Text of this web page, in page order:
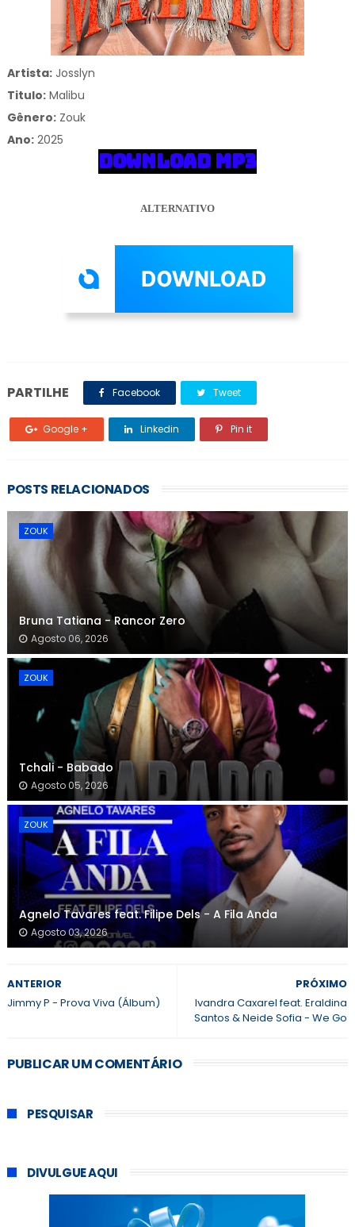
Artista:Josslyn
Titulo:Malibu
Gênero: Zouk
Ano:2025
DOWNLOAD MP3
ALTERNATIVO
PARTILHE Facebook Tweet
Google + Linkedin Pin it
POSTS RELACIONADOS
ZOUK
Bruna Tatiana - Rancor Zero
Agosto 06, 2026
ZOUK
Tchali - Babado
Agosto 05, 2026
ZOUK
Agnelo Tavares feat. Filipe Dels - A Fila Anda
Agosto 03, 2026
PRÓXIMO
Ivandra Caxarel feat. Eraldina
Santos & Neide Sofia - We Go
ANTERIOR
Jimmy P - Prova Viva (Álbum)
PUBLICAR UM COMENTÁRIO
PESQUISAR
DIVULGUE AQUI